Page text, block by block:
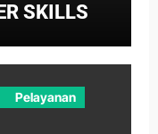
SKILLS
Pelayanan